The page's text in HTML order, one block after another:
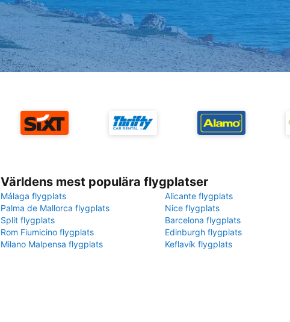
Världens mest populära flygplatser
Málaga flygplats
Alicante flygplats
Palma de Mallorca flygplats
Nice flygplats
Split flygplats
Barcelona flygplats
Rom Fiumicino flygplats
Edinburgh flygplats
Milano Malpensa flygplats
Keflavík flygplats